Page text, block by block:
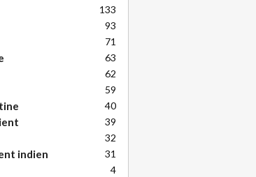
133
93
71
63
62
59
40
39
32
indien 31
4